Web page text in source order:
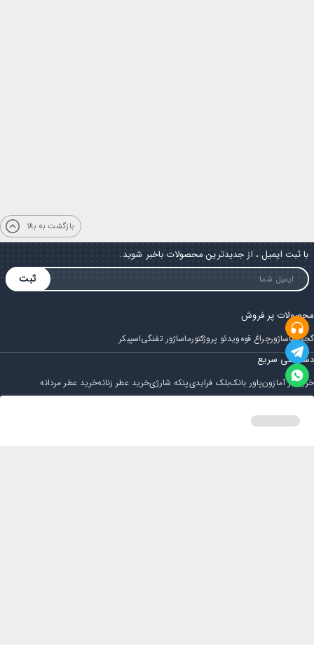
بازگشت به بالا
با ثبت ایمیل ، از جدیدترین محصولات باخبر شوید.
ثبت
محصولات پر فروش
گجتماساژورچراغ قوهویدئو پروژکتورماساژور تفنگیاسپیکر
دسترسی سریع
خرید از آمازونپاور بانکبلک فرایدیپنکه شارژیخرید عطر زنانهخرید عطر مردانه
مجله ایران باباحساب کاربری